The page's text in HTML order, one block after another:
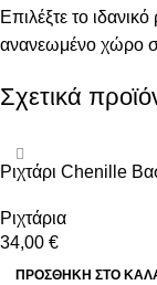
Επιλέξτε το
ανανεωμένο χώρο
Σχετικά
Ριχτάρι Chenille
Ριχτάρια
34,00 €
ΠΡΟΣΘΉΚΗ ΣΤΟ